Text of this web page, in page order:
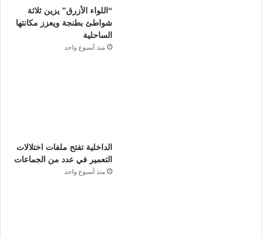
“اللواء الأزرق” يزين ثلاثة
شواطئ بطنجة ويعزز مكانتها
الساحلية
منذ أسبوع واحد
الداخلية تفتح ملفات اختلالات
التعمير في عدد من الجماعات
منذ أسبوع واحد